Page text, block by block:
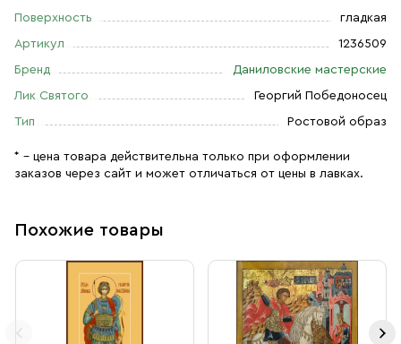
Поверхность гладкая
Артикул 1236509
Бренд Даниловские мастерские
Лик Святого Георгий Победоносец
Тип Ростовой образ
* – цена товара действительна только при оформлении
заказов через сайт и может отличаться от цены в лавках.
Похожие товары